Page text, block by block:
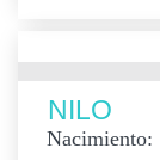
NILO
Nacimiento: